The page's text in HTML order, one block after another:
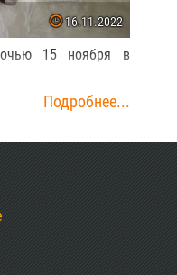
16.11.2022
15 ноября в
Подробнее...